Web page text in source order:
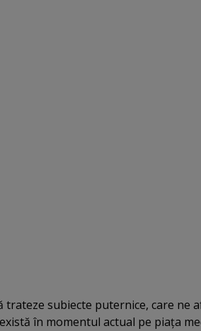
trateze subiecte puternice, care ne
în momentul actual pe piaţa